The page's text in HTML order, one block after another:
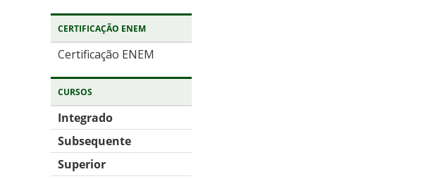
CERTIFICAÇÃO ENEM
Certificação ENEM
CURSOS
Integrado
Subsequente
Superior